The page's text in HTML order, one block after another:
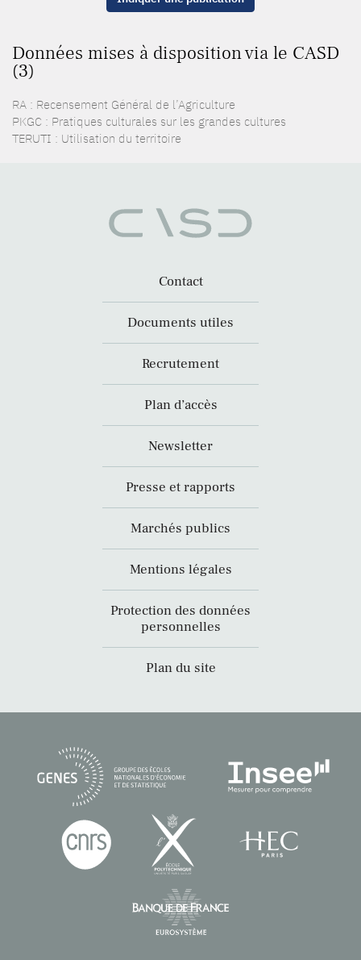
Données mises à disposition via le CASD
(3)
RA : Recensement Général de l’Agriculture
PKGC : Pratiques culturales sur les grandes cultures
TERUTI : Utilisation du territoire
Contact
Documents utiles
Recrutement
Plan d’accès
Newsletter
Presse et rapports
Marchés publics
Mentions légales
Protection des données
personnelles
Plan du site